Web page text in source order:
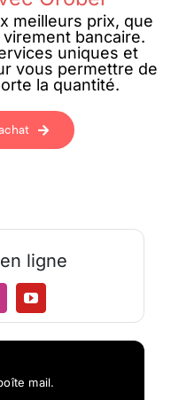
meilleurs prix, que
bancaire.
uniques et
vous permettre de
la quantité.
ligne
mail.